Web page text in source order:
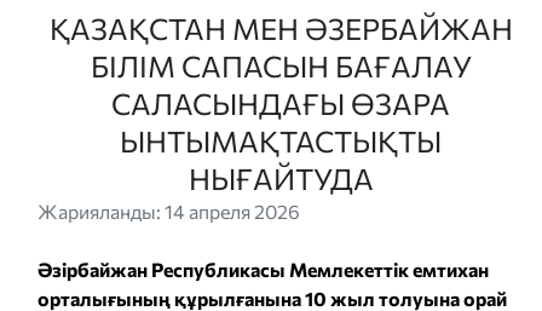
ҚАЗАҚСТАН МЕН ӘЗЕРБАЙЖАН
БІЛІМ САПАСЫН БАҒАЛАУ
САЛАСЫНДАҒЫ ӨЗАРА
ЫНТЫМАҚТАСТЫҚТЫ
НЫҒАЙТУДА
Жарияланды: 14 апреля 2026
Әзірбайжан Республикасы Мемлекеттік емтихан
орталығының құрылғанына 10 жыл толуына орай